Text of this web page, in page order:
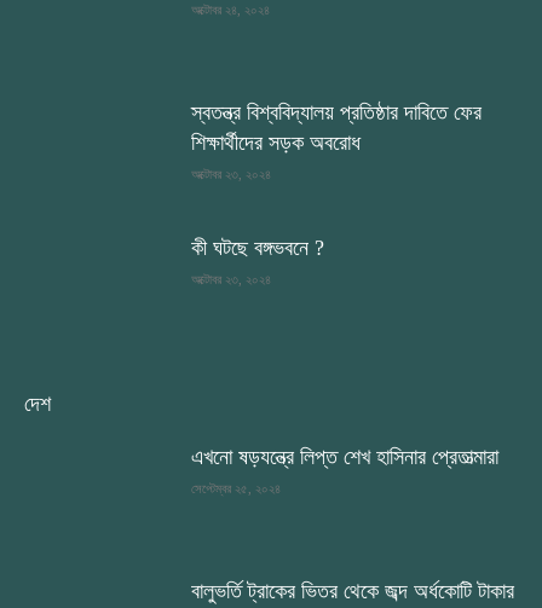
অক্টোবর ২৪, ২০২৪
স্বতন্ত্র বিশ্ববিদ্যালয় প্রতিষ্ঠার দাবিতে ফের
শিক্ষার্থীদের সড়ক অবরোধ
অক্টোবর ২৩, ২০২৪
কী ঘটছে বঙ্গভবনে ?
অক্টোবর ২৩, ২০২৪
দেশ
এখনো ষড়যন্ত্রে লিপ্ত শেখ হাসিনার প্রেতাত্মারা
সেপ্টেম্বর ২৫, ২০২৪
বালুভর্তি ট্রাকের ভিতর থেকে জব্দ অর্ধকোটি টাকার